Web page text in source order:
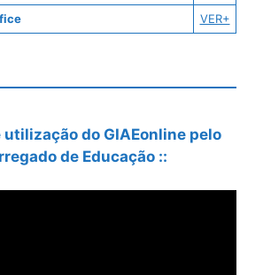
VER+
utilização do GIAEonline pelo
de Educação ::